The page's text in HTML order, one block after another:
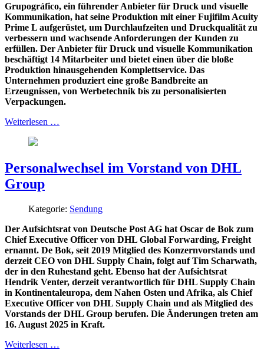
Grupográfico, ein führender Anbieter für Druck und visuelle
Kommunikation, hat seine Produktion mit einer Fujifilm Acuity
Prime L aufgerüstet, um Durchlaufzeiten und Druckqualität zu
verbessern und wachsende Anforderungen der Kunden zu
erfüllen. Der Anbieter für Druck und visuelle Kommunikation
beschäftigt 14 Mitarbeiter und bietet einen über die bloße
Produktion hinausgehenden Komplettservice. Das
Unternehmen produziert eine große Bandbreite an
Erzeugnissen, von Werbetechnik bis zu personalisierten
Verpackungen.
Weiterlesen …
Personalwechsel im Vorstand von DHL
Group
Kategorie: Sendung
Der Aufsichtsrat von Deutsche Post AG hat Oscar de Bok zum
Chief Executive Officer von DHL Global Forwarding, Freight
ernannt. De Bok, seit 2019 Mitglied des Konzernvorstands und
derzeit CEO von DHL Supply Chain, folgt auf Tim Scharwath,
der in den Ruhestand geht. Ebenso hat der Aufsichtsrat
Hendrik Venter, derzeit verantwortlich für DHL Supply Chain
in Kontinentaleuropa, dem Nahen Osten und Afrika, als Chief
Executive Officer von DHL Supply Chain und als Mitglied des
Vorstands der DHL Group berufen. Die Änderungen treten am
16. August 2025 in Kraft.
Weiterlesen …